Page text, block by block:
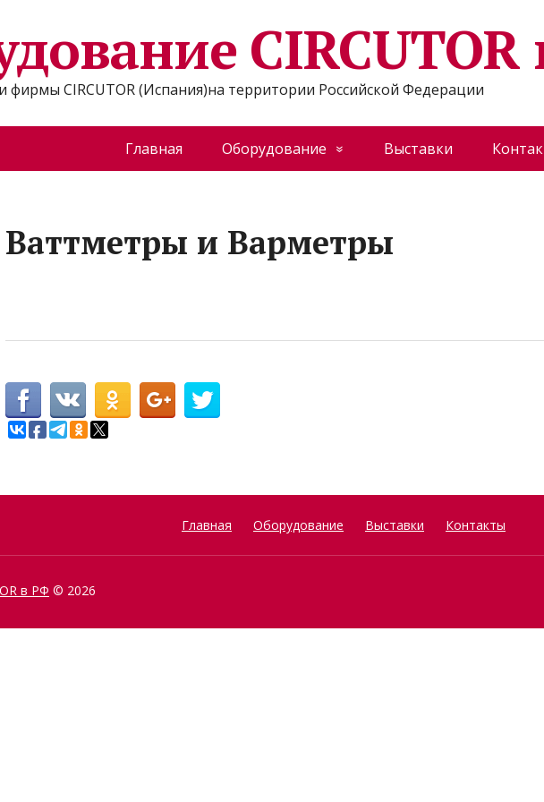
CIRCUTOR (Испания)на территории Российской Федерации
Главная Оборудование Выставки
Ваттметры и Варметры
Главная Оборудование Выставки Контакты
в РФ © 2026